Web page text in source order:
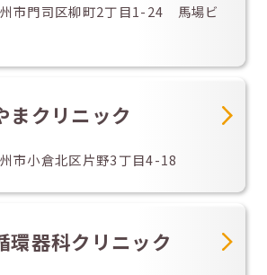
市門司区柳町2丁目1-24 馬場ビ
まクリニック
市小倉北区片野3丁目4-18
環器科クリニック